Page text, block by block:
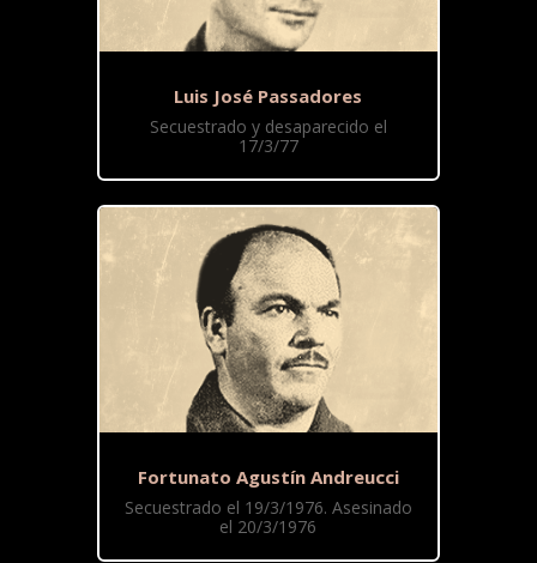
Luis José Passadores
Secuestrado y desaparecido el
17/3/77
Fortunato Agustín Andreucci
Secuestrado el 19/3/1976. Asesinado
el 20/3/1976